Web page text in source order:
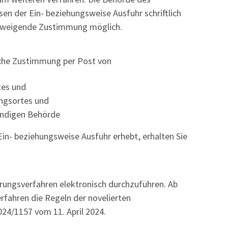
der Ein- beziehungsweise Ausfuhr schriftlich
Zustimmung möglich.
Zustimmung per Post von
und
und
Behörde
beziehungsweise Ausfuhr erhebt, erhalten Sie
elektronisch durchzuführen. Ab
die Regeln der novelierten
1157 vom 11. April 2024.